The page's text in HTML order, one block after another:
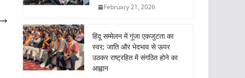
February 21, 2026
हिंदू सम्मेलन में गूंजा एकजुटता का
स्वर; जाति और भेदभाव से ऊपर
उठकर राष्ट्रहित में संगठित होने का
आह्वान